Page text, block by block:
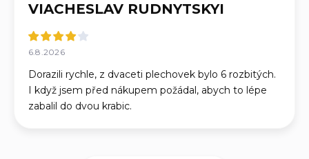
VIACHESLAV RUDNYTSKYI
6.8.2026
Dorazili rychle, z dvaceti plechovek bylo 6 rozbitých.
I když jsem před nákupem požádal, abych to lépe
zabalil do dvou krabic.